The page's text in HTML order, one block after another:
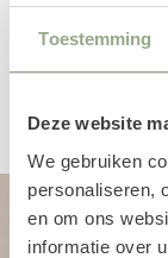
Toestemming
Deze website
We gebruiken
personaliseren,
en om ons
informatie over